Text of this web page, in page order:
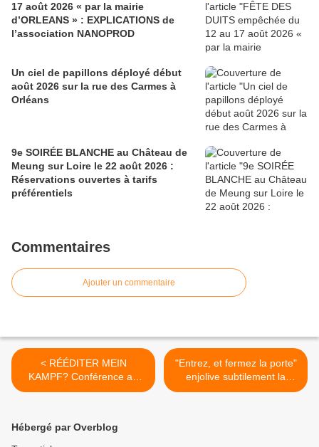
17 août 2026 « par la mairie
d’ORLEANS » : EXPLICATIONS de
l’association NANOPROD
Un ciel de papillons déployé début
août 2026 sur la rue des Carmes à
Orléans
9e SOIRÉE BLANCHE au Château de
Meung sur Loire le 22 août 2026 :
Réservations ouvertes à tarifs
préférentiels
Commentaires
Ajouter un commentaire
< RÉÉDITER MEIN
KAMPF? Conférence au
CERCIL d' ORLEANS le 22
"Entrez, et fermez la porte"
enjolive subtilement la
2ème édition de Festiv'Elles
Hébergé par Overblog